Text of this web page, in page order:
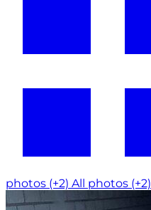
photos (+2) All photos (+2)